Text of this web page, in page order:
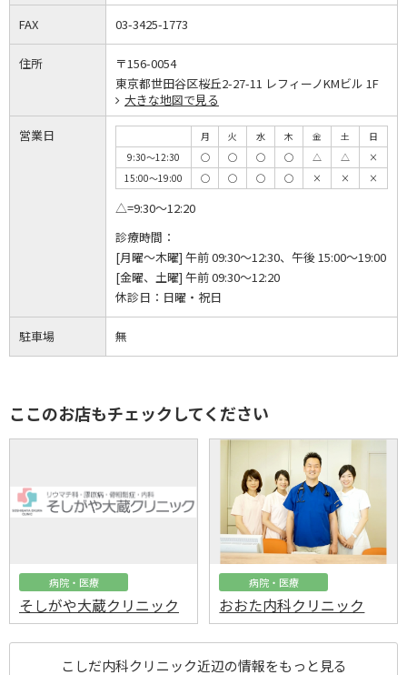
FAX 03-3425-1773
住所
〒156-0054
東京都世田谷区桜丘2-27-11 レフィーノKMビル 1F
大きな地図で見る
営業日 月 火 水 木 金 土
日
9:30～12:30
◯ ◯ ◯ ◯ △ △
×
15:00～19:00
◯ ◯ ◯ ◯ × × ×
△=9:30～12:20
診療時間：
[月曜～木曜] 午前 09:30～12:30、午後 15:00～19:00
[金曜、土曜] 午前 09:30～12:20
休診日： 日曜・祝日
駐車場 無
ここのお店もチェックしてください
病院・医療
そしがや大蔵クリニック
病院・医療
おおた内科クリニック
こしだ内科クリニック近辺の情報をもっと見る